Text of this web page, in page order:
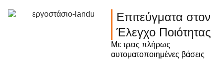
Επιτεύγματα στον
Έλεγχο Ποιότητας
Με τρεις πλήρως
αυτοματοποιημένες βάσεις